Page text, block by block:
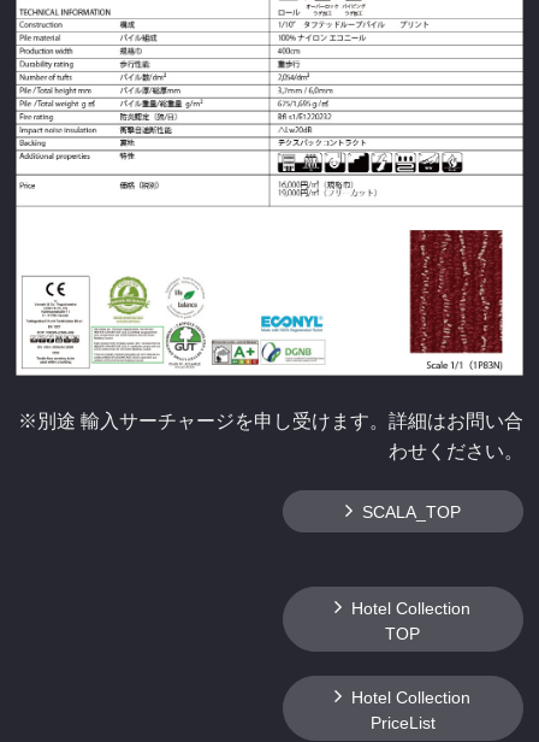
※別途 輸入サーチャージを申し受けます。詳細はお問い合
わせください。
SCALA_TOP
Hotel Collection
TOP
Hotel Collection
PriceList